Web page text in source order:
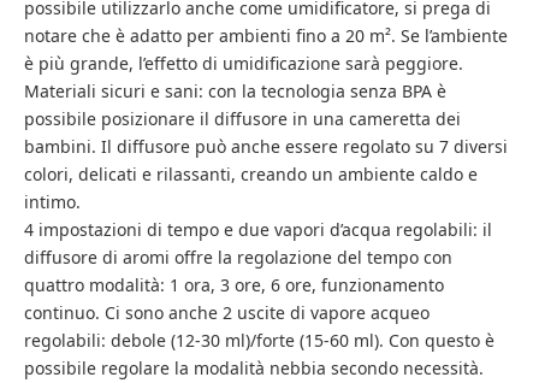
possibile utilizzarlo anche come umidificatore, si prega di
notare che è adatto per ambienti fino a 20 m². Se l’ambiente
è più grande, l’effetto di umidificazione sarà peggiore.
Materiali sicuri e sani: con la tecnologia senza BPA è
possibile posizionare il diffusore in una cameretta dei
bambini. Il diffusore può anche essere regolato su 7 diversi
colori, delicati e rilassanti, creando un ambiente caldo e
intimo.
4 impostazioni di tempo e due vapori d’acqua regolabili: il
diffusore di aromi offre la regolazione del tempo con
quattro modalità: 1 ora, 3 ore, 6 ore, funzionamento
continuo. Ci sono anche 2 uscite di vapore acqueo
regolabili: debole (12-30 ml)/forte (15-60 ml). Con questo è
possibile regolare la modalità nebbia secondo necessità.